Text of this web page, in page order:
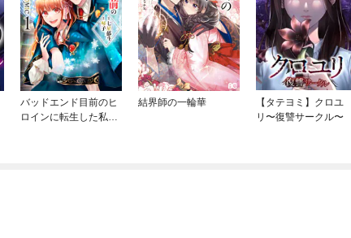
バッドエンド目前のヒ
ロインに転生した私、
結界師の一輪華
【タテヨミ】クロユ
リ〜復讐サークル〜